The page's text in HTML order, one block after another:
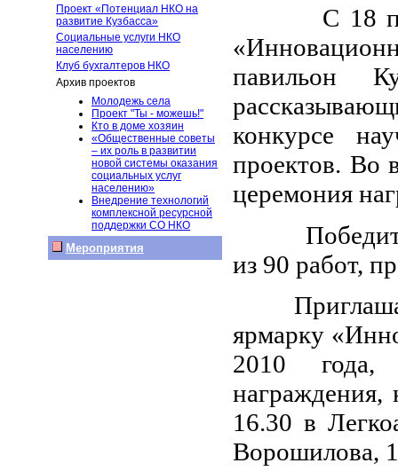
Проект «Потенциал НКО на
развитие Кузбасса»
Социальные услуги НКО
населению
Клуб бухгалтеров НКО
Архив проектов
Молодежь села
Проект "Ты - можешь!"
Кто в доме хозяин
«Общественные советы
– их роль в развитии
новой системы оказания
социальных услуг
населению»
Внедрение технологий
комплексной ресурсной
поддержки СО НКО
Мероприятия
С 18 по 21
павильон
конкурсе
проектов. Во
церемония
из 90 работ,
Приглашаем
ярмарку
2010
награждения,
16.30 в
Ворошилова,